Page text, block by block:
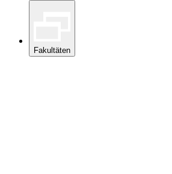
Fakultäten